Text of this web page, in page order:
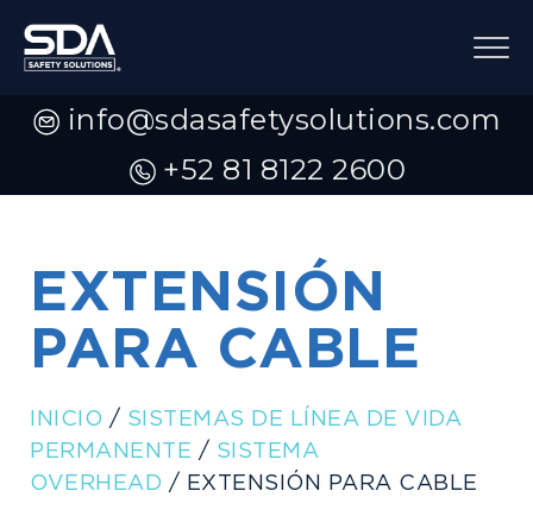
info@sdasafetysolutions.com
+52 81 8122 2600
EXTENSIÓN
PARA CABLE
INICIO / SISTEMAS DE LÍNEA DE VIDA
PERMANENTE / SISTEMA
OVERHEAD / EXTENSIÓN PARA CABLE